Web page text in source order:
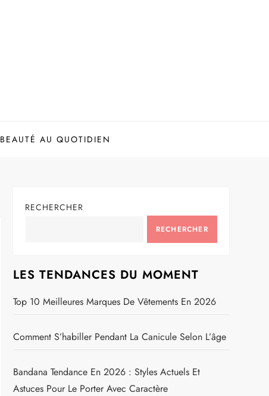
BEAUTÉ AU QUOTIDIEN
RECHERCHER
RECHERCHER
LES TENDANCES DU MOMENT
Top 10 Meilleures Marques De Vêtements En 2026
Comment S’habiller Pendant La Canicule Selon L’âge
Bandana Tendance En 2026 : Styles Actuels Et
Astuces Pour Le Porter Avec Caractère